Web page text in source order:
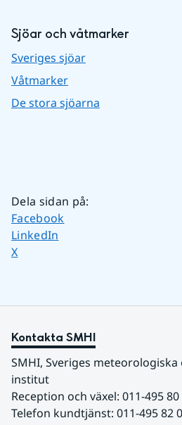
Sjöar och våtmarker
Sveriges sjöar
Våtmarker
De stora sjöarna
Dela sidan på:
Dela sidan på
Facebook
Dela sidan på
LinkedIn
Dela sidan på
X
Kontakta SMHI
SMHI, Sveriges
institut
Reception och växel: 011-495 80
Telefon kundtjänst: 011-495 82